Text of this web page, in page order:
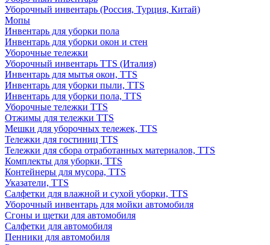
Уборочный инвентарь (Россия, Турция, Китай)
Мопы
Инвентарь для уборки пола
Инвентарь для уборки окон и стен
Уборочные тележки
Уборочный инвентарь TTS (Италия)
Инвентарь для мытья окон, TTS
Инвентарь для уборки пыли, TTS
Инвентарь для уборки пола, TTS
Уборочные тележки TTS
Отжимы для тележки TTS
Мешки для уборочных тележек, TTS
Тележки для гостиниц TTS
Тележки для сбора отработанных материалов, TTS
Комплекты для уборки, TTS
Контейнеры для мусора, TTS
Указатели, TTS
Салфетки для влажной и сухой уборки, TTS
Уборочный инвентарь для мойки автомобиля
Сгоны и щетки для автомобиля
Салфетки для автомобиля
Пенники для автомобиля